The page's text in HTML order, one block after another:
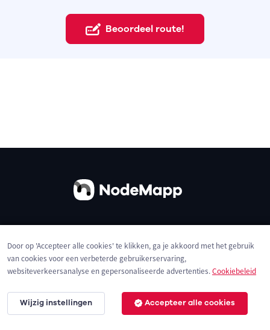
Beoordeel route!
Privacybeleid Cookies
Door op 'Accepteer alle cookies' te klikken, ga je akkoord met het gebruik
van cookies voor een verbeterde gebruikerservaring,
websiteverkeersanalyse en gepersonaliseerde advertenties.Cookiebeleid
Wijzig instellingen Accepteer alle cookies